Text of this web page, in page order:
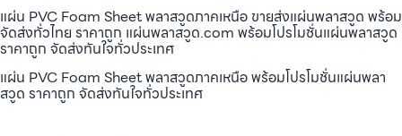
แผ่น PVC Foam Sheet พลาสวูดภาคเหนือ ขายส่งแผ่นพลาสวูด พร้อม
จัดส่งทั่วไทย ราคาถูก แผ่นพลาสวูด.com พร้อมโปรโมชั่นแผ่นพลาสวูด
ราคาถูก จัดส่งทันใจทั่วประเทศ
แผ่น PVC Foam Sheet พลาสวูดภาคเหนือ พร้อมโปรโมชั่นแผ่นพลา
สวูด ราคาถูก จัดส่งทันใจทั่วประเทศ